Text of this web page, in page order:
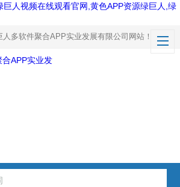
巨人视频在线观看官网,黄色APP资源绿巨人,绿
多软件聚合APP实业发展有限公司网站！